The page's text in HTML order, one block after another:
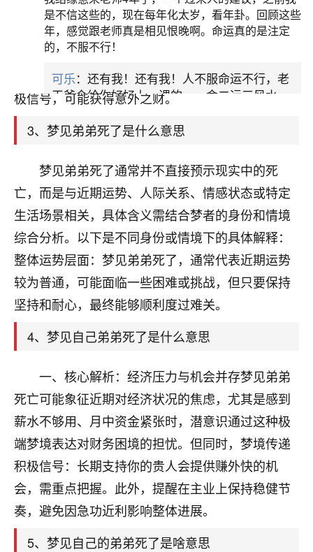
人协助的事情，朋友会主动伸出援手，体现社交支
持系统的可靠性。从运势角度看，此梦暗示近期可
能面临挑战，但只要保持坚持，最终能顺利度过难
关，属于“先苦后甜”的象征。待业者：财运方面有积
极信号，可能获得意外之财。
3、梦见弟弟死了是什么意思
梦见弟弟死了通常并不直接预示现实中的死
亡，而是与近期运势、人际关系、情感状态或特定
生活场景相关，具体含义需结合梦者的身份和情境
综合分析。以下是不同身份或情境下的具体解释：
整体运势层面：梦见弟弟死了，通常代表近期运势
较为普通，可能面临一些困难或挑战，但只要保持
坚持和耐心，最终能够顺利度过难关。
4、梦见自己弟弟死了是什么意思
一、核心解析：经济压力与机会并存梦见弟弟
死亡可能象征近期对经济状况的焦虑，尤其是感到
薪水不够用、月中资金紧张时，潜意识通过这种极
端梦境表达对财务困境的担忧。但同时，梦境传递
积极信号：长期支持你的贵人会提供赚外快的机
会，需重点把握。此外，提醒在主业上保持稳健节
奏，避免因急功近利影响整体进展。
5、梦见自己的弟弟死了是啥意思
是不信这些的，现在每年化太岁，看年卦。回顾这些
年，感觉跟老师真是相见恨晚啊。命运真的是注定
的，不服不行！
可乐：还有我！还有我！人不服命运不行，老
天爷会给你好好上一课的。一命二运三风水，
平安是福：我也是每年找老师化太岁，看年
17分钟前 来自湖北 19
心若莲花
我是做餐饮的，这两年，生意屡屡受挫，店开一家关
一家，要么生意不好，生意好的就出事。前些年攒的
家底快败光了，真是倒霉！我也想找人看看到底怎么
回事？
鹿森：你可以找老师看看，人有时不服命不行
啊！
太阳当空赵：我也做餐饮的，生意不算大，但
址、风水、还有开业日子，哪哪都看了，虽然
大环境不好，但是我家生意还可以，前几天又
刚找老师做了补财库，希望财运更好一点！
2小时前 来自海南 18
梦醒时分
我女儿高二叛逆，大半年不上学，一说她就要死要活
的，把我们两口子愁的不行，朋友给我推荐的慧来老
做完，我女儿跟变了个人一样，不期望她能考多好的